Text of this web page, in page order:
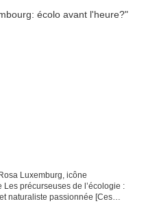
Luxemburg, icône
précurseuses de l’écologie :
naturaliste passionnée [Ces